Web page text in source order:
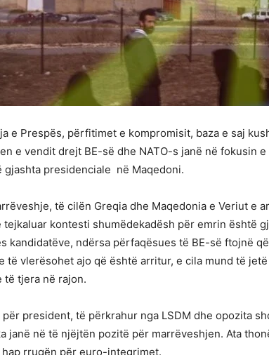
e Prespës, përfitimet e kompromisit, baza e saj
e vendit drejt BE-së dhe NATO-s janë në fokusin
gjashta presidenciale në Maqedoni.
të cilën Greqia dhe Maqedonia e Veriut e
tejkaluar kontesti shumëdekadësh për emrin është
kandidatëve, ndërsa përfaqësues të BE-së ftojnë
të vlerësohet ajo që është arritur, e cila mund të
të tjera në rajon.
për president, të përkrahur nga LSDM dhe opozita
janë në të njëjtën pozitë për marrëveshjen. Ata
rrugën për euro-integrimet.